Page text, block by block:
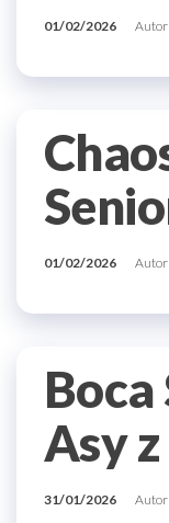
01/02/2026 Autor
01/02/2026 Autor
Asy
31/01/2026 Autor